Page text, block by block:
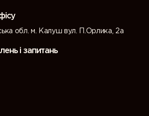
обл. м. Калуш вул. П.Орлика, 2а
і запитань